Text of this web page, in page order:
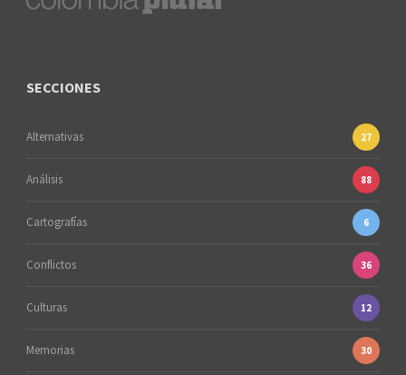
SECCIONES
Alternativas 27
Análisis 88
Cartografías 6
Conflictos 36
Culturas 12
Memorias 30